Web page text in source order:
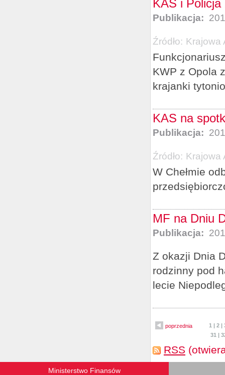
KAS i
Publikacja:
Źródło: Krajowa
KWP z Opola
krajanki
KAS na
Publikacja:
Źródło: Krajowa
W Chełmie
MF na Dniu
Publikacja:
Z okazji Dnia
rodzinny pod
lecie
poprzednia 1 |2 |
31 |
RSS
Ministerstwo Finansów